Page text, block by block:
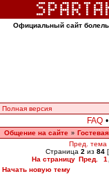
Официальный сайт
Полная версия
FAQ •
Общение на сайте »
Пред. тема
Страница 2 из 84
На страницу Пред. 1
Начать новую тему